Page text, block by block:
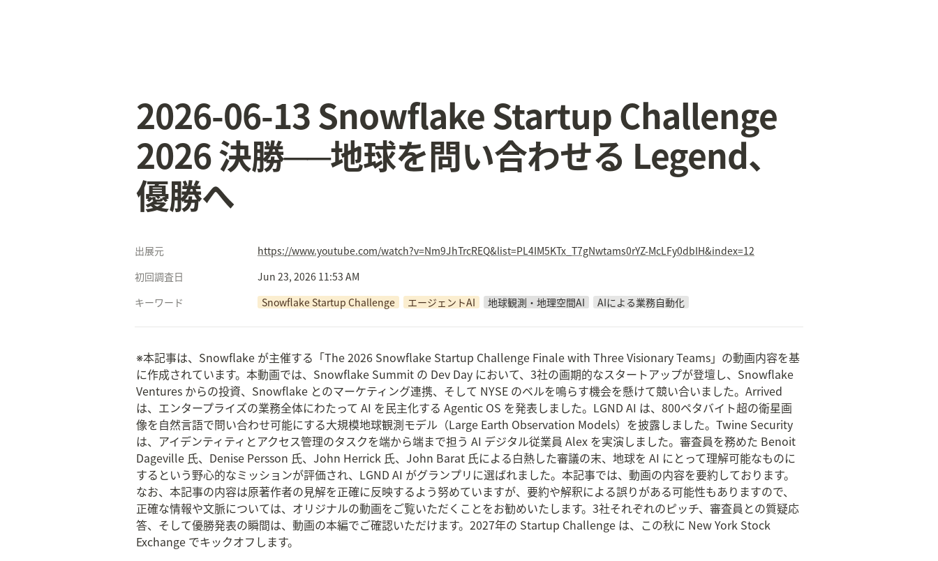
2026-06-13 Snowflake Startup Challenge
2026 決勝──地球を問い合わせる Legend、
優勝へ
出展元
https://www.youtube.com/watch?v=Nm9JhTrcREQ&list=PL4IM5KTx_T7gNwtams0rYZ-McLFy0dbIH&index=12
初回調査日
Jun 23, 2026 11:53 AM
キーワード
Snowflake Startup Challenge エージェントAI 地球観測・地理空間AI AIによる業務自動化
※本記事は、Snowflake が主催する「The 2026 Snowflake Startup Challenge Finale with Three Visionary Teams」の動画内容を基
に作成されています。本動画では、Snowflake Summit の Dev Day において、3社の画期的なスタートアップが登壇し、Snowflake
Ventures からの投資、Snowflake とのマーケティング連携、そして NYSE のベルを鳴らす機会を懸けて競い合いました。Arrived
は、エンタープライズの業務全体にわたって AI を民主化する Agentic OS を発表しました。LGND AI は、800ペタバイト超の衛星画
像を自然言語で問い合わせ可能にする大規模地球観測モデル（Large Earth Observation Models）を披露しました。Twine Security
は、アイデンティティとアクセス管理のタスクを端から端まで担う AI デジタル従業員 Alex を実演しました。審査員を務めた Benoit
Dageville 氏、Denise Persson 氏、John Herrick 氏、John Barat 氏による白熱した審議の末、地球を AI にとって理解可能なものに
するという野心的なミッションが評価され、LGND AI がグランプリに選ばれました。本記事では、動画の内容を要約しております。
なお、本記事の内容は原著作者の見解を正確に反映するよう努めていますが、要約や解釈による誤りがある可能性もありますので、
正確な情報や文脈については、オリジナルの動画をご覧いただくことをお勧めいたします。3社それぞれのピッチ、審査員との質疑応
答、そして優勝発表の瞬間は、動画の本編でご確認いただけます。2027年の Startup Challenge は、この秋に New York Stock
Exchange でキックオフします。